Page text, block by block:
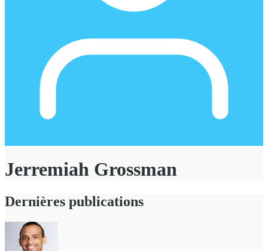
Jerremiah Grossman
Dernières publications